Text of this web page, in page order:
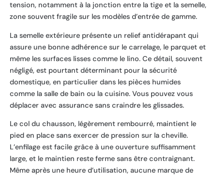
tension, notamment à la jonction entre la tige et la semelle,
zone souvent fragile sur les modèles d’entrée de gamme.
La semelle extérieure présente un relief antidérapant qui
assure une bonne adhérence sur le carrelage, le parquet et
même les surfaces lisses comme le lino. Ce détail, souvent
négligé, est pourtant déterminant pour la sécurité
domestique, en particulier dans les pièces humides
comme la salle de bain ou la cuisine. Vous pouvez vous
déplacer avec assurance sans craindre les glissades.
Le col du chausson, légèrement rembourré, maintient le
pied en place sans exercer de pression sur la cheville.
L’enfilage est facile grâce à une ouverture suffisamment
large, et le maintien reste ferme sans être contraignant.
Même après une heure d’utilisation, aucune marque de